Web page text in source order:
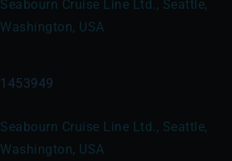
Seabourn Cruise Line Ltd., Seattle,
Washington, USA
1453949
Seabourn Cruise Line Ltd., Seattle,
Washington, USA